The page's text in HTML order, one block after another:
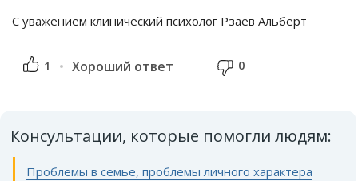
С уважением клинический психолог Рзаев Альберт
1 Хороший ответ 0
Консультации, которые помогли людям:
Проблемы в семье, проблемы личного характера